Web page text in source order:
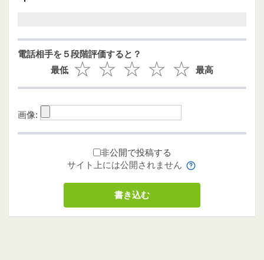
電話相手を５段階評価すると？
最低
最高
画像:
非公開で投稿する
サイト上には公開されません